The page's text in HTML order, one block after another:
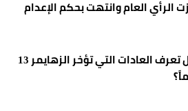
الرأي العام وانتهت بحكم الإعدام
هل تعرف العادات التي تؤخر الزهايمر 13